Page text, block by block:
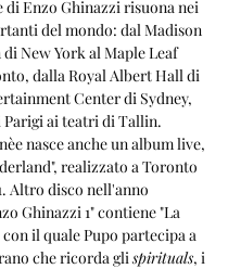
di Enzo Ghinazzi risuona nei
del mondo: dal Madison
di New York al Maple Leaf
dalla Royal Albert Hall di
Center di Sydney,
ai teatri di Tallin.
nasce anche un album live,
realizzato a Toronto
Altro disco nell'anno
Ghinazzi 1" contiene "La
il quale Pupo partecipa a
che ricorda gli spirituals, i